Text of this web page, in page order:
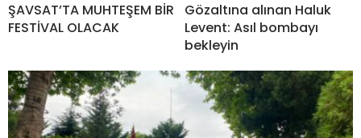
ŞAVSAT’TA MUHTEŞEM BİR
FESTİVAL OLACAK
Gözaltına alınan Haluk
Levent: Asıl bombayı
bekleyin